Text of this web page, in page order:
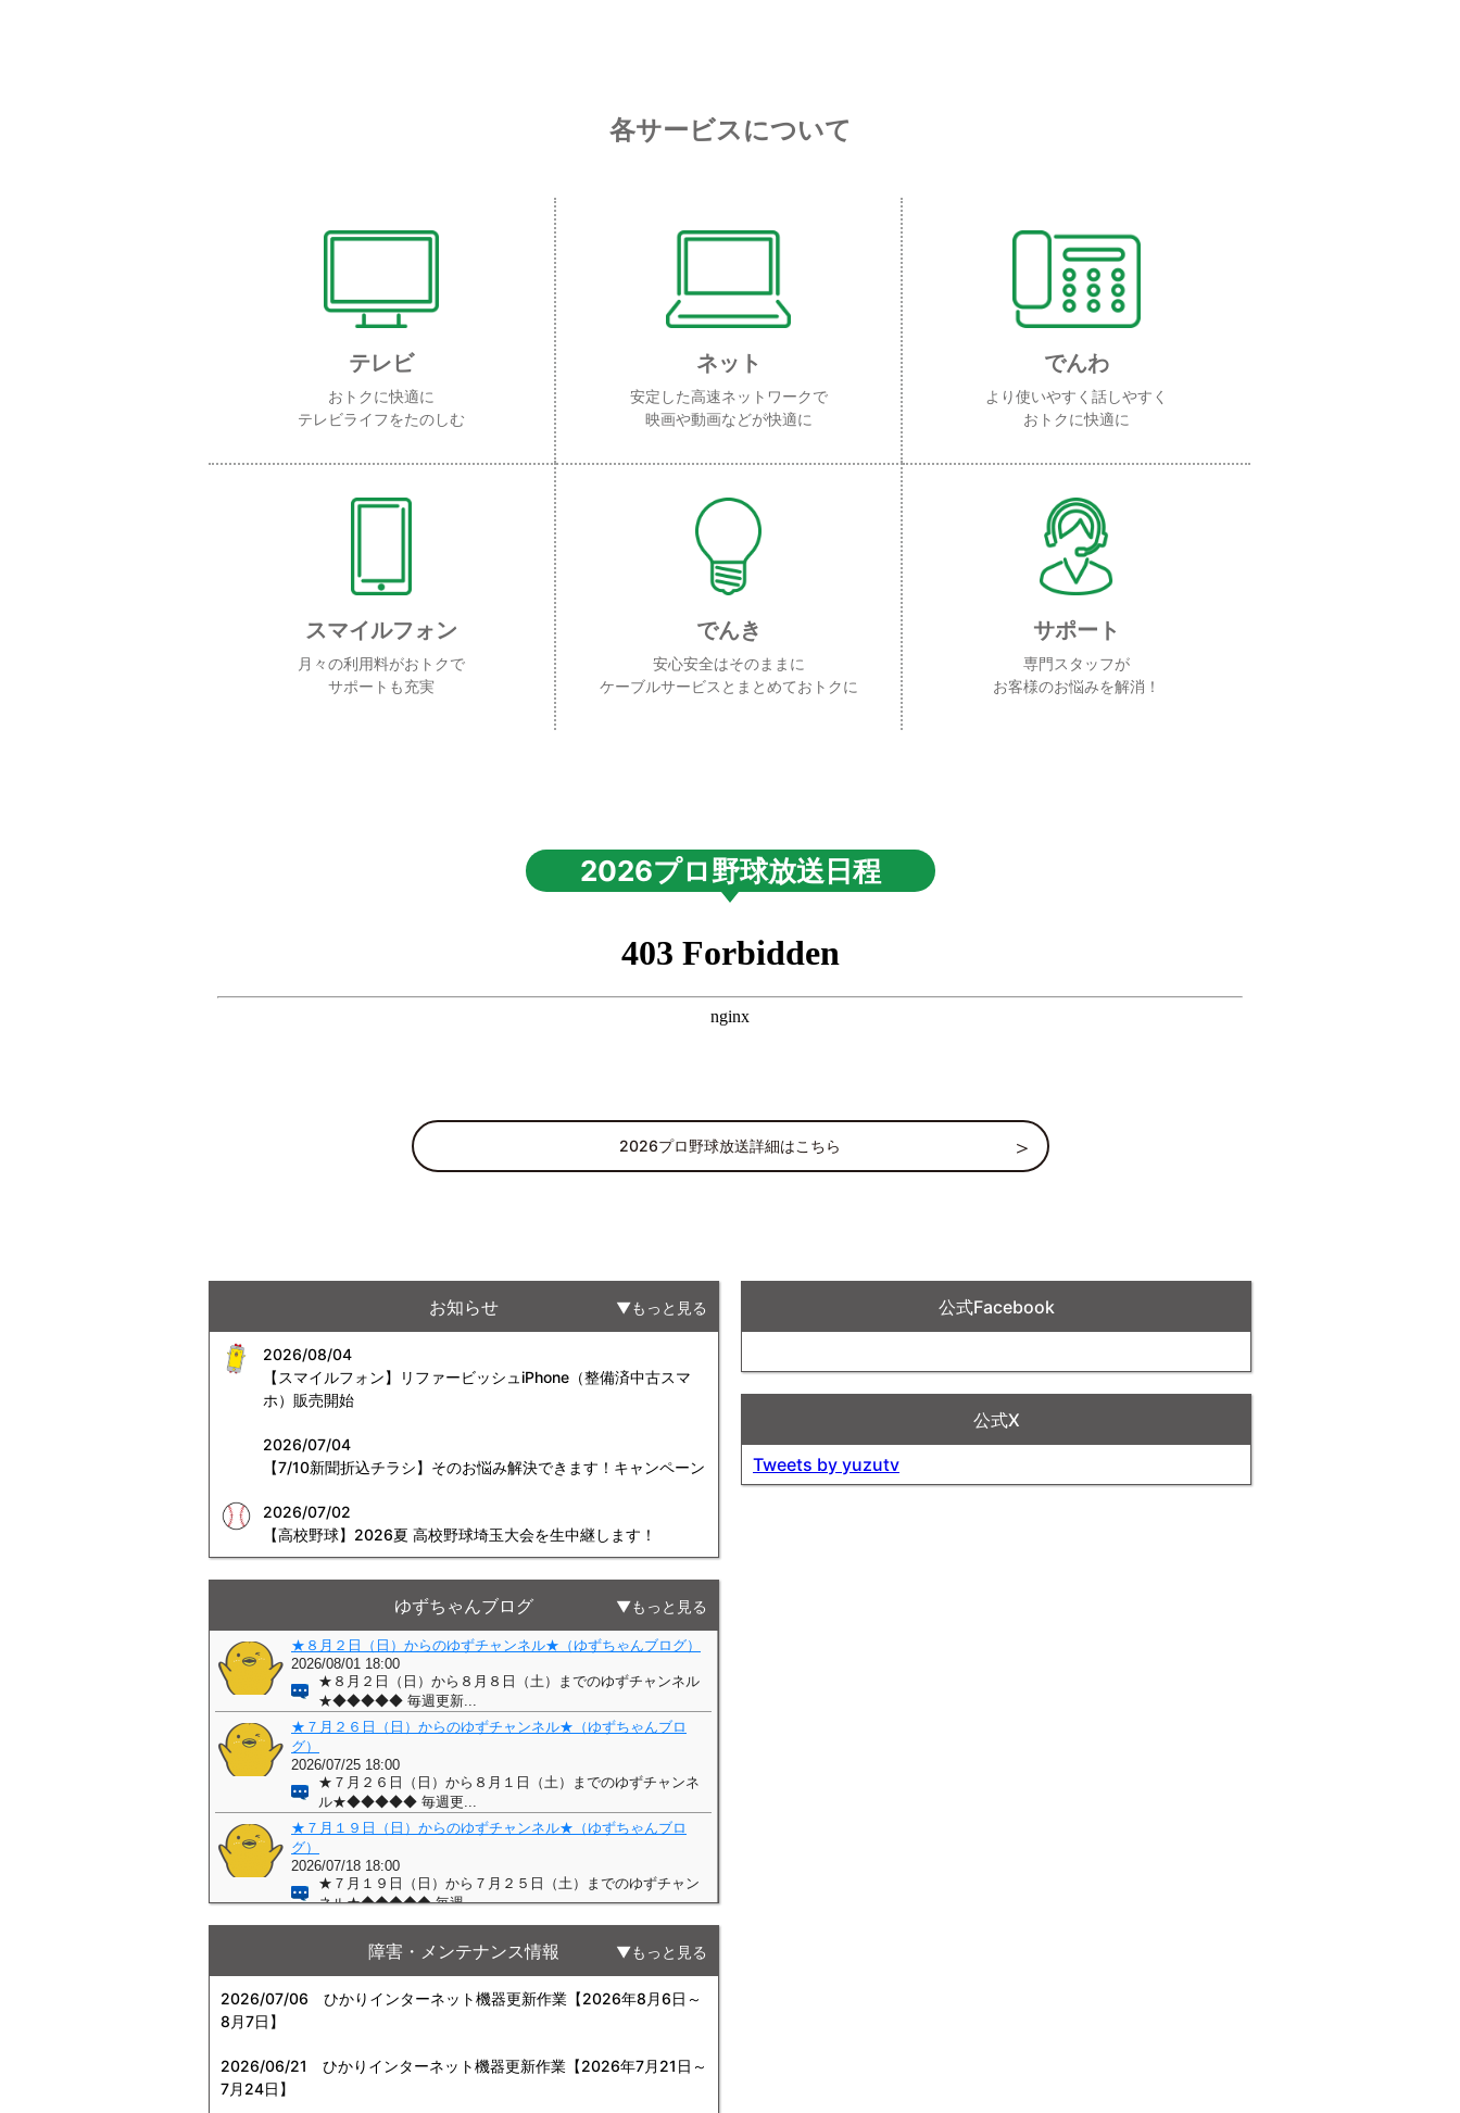
各サービスについて
テレビ
おトクに快適に
テレビライフをたのしむ
ネット
安定した高速ネットワークで
映画や動画などが快適に
でんわ
より使いやすく話しやすく
おトクに快適に
スマイルフォン
月々の利用料がおトクで
サポートも充実
でんき
安心安全はそのままに
ケーブルサービスとまとめておトクに
サポート
専門スタッフが
お客様のお悩みを解消！
2026プロ野球放送日程
2026プロ野球放送詳細はこちら
お知らせ もっと見る
2026/08/04
【スマイルフォン】リファービッシュiPhone（整備済中古スマ
ホ）販売開始
2026/07/04
【7/10新聞折込チラシ】そのお悩み解決できます！キャンペーン
2026/07/02
【高校野球】2026夏 高校野球埼玉大会を生中継します！
ゆずちゃんブログ もっと見る
障害・メンテナンス情報 もっと見る
2026/07/06 ひかりインターネット機器更新作業【2026年8月6日～
8月7日】
2026/06/21
ひかりインターネット機器更新作業【2026年7月21日～
7月24日】
公式Facebook
公式X
Tweets by yuzutv